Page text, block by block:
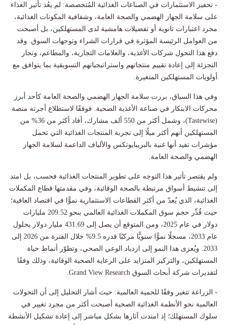
- تحفيز الاستثمارات في الصناعات الغذائية المُتخصصة: لم يعُد تأثير الغذاء
على سلامة الجهاز الهضمي والصحة العامة، وشفافية المكونات الغذائية،
مجرد اعتبارات ثانوية أو تفضيلات هامشية لدى المستهلكين، بل أصبحت
من العوامل الرئيسة المؤثرة في قرارات الشراء وتوجهات السوق. وقد
دفع هذا التحول شركات الأغذية، والعلامات التجارية، والمطاعم، وتجار
التجزئة إلى إعادة تقييم منتجاتهم واستراتيجياتهم التسويقية بما يتوافق مع
أولويات المستهلكين المتغيرة.
وفي هذا السياق، برزت سلامة الجهاز الهضمي والصحة العامة كأحد أبرز
محركات الابتكار في صناعة الأغذية الصحية. فوفقًا لاستطلاع أجرته منصة
(Tastewise)، وشمل أكثر من 550 ألف مشارك، أفاد أكثر من 36% من
المستهلكين أنهم أكثر ميلًا إلى تجربة المنتجات الغذائية التي تحمل
مؤشرات تفيد أنها غنية بالبريبايوتكس والألياف الداعمة لسلامة الجهاز
الهضمي والصحة العامة.
ولم يقتصر تأثير هذا التوجه على تطوير المنتجات الغذائية فحسب، بل امتد
إلى تنشيط أسواق مرتبطة بالصحة الوقائية، وفي مقدمتها قطاع المكملات
الغذائية، الذي يُعدّ من أكثر القطاعات الاستثمارية نموًّا في اقتصاد العافية؛
حيث قُدِّر حجم سوق المكملات الغذائية العالمي بنحو 209.52 مليارات
دولار في عام 2025، ومن المتوقع أن يصل إلى 431.69 مليار دولار بحلول
عام 2033، مسجلًا نموًّا سنويًّا مركبًا قدره 9.5% خلال الفترة من 2026 إلى
2033. ويُعزى هذا النمو إلى ازدياد الوعي الصحي، وتطوّر أنماط حياة
المستهلكين، والتركيز المتزايد على الرعاية الصحية الوقائية، وذلك وفقًا
لتقديرات شركة أبحاث السوق Grand View Research.
- الزراعة تتغير وفقًا للحمية العالمية: حيث أشار التحليل إلى أن التحولات
العالمية نحو الأنظمة الغذائية الصحية أصبحت أكثر من مجرد تغيير في
سلوك المستهلك؛ إذ امتدت آثارها بشكل مباشر إلى إعادة تشكيل الأنشطة